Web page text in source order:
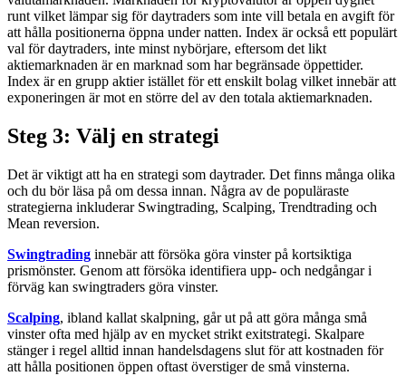
runt vilket lämpar sig för daytraders som inte vill betala en avgift för
att hålla positionerna öppna under natten. Index är också ett populärt
val för daytraders, inte minst nybörjare, eftersom det likt
aktiemarknaden är en marknad som har begränsade öppettider.
Index är en grupp aktier istället för ett enskilt bolag vilket innebär att
exponeringen är mot en större del av den totala aktiemarknaden.
Steg 3: Välj en strategi
Det är viktigt att ha en strategi som daytrader. Det finns många olika
och du bör läsa på om dessa innan. Några av de populäraste
strategierna inkluderar Swingtrading, Scalping, Trendtrading och
Mean reversion.
Swingtrading innebär att försöka göra vinster på kortsiktiga
prismönster. Genom att försöka identifiera upp- och nedgångar i
förväg kan swingtraders göra vinster.
Scalping, ibland kallat skalpning, går ut på att göra många små
vinster ofta med hjälp av en mycket strikt exitstrategi. Skalpare
stänger i regel alltid innan handelsdagens slut för att kostnaden för
att hålla positionen öppen oftast överstiger de små vinsterna.